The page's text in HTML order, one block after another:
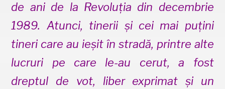
de ani de la Revoluția din decembrie
1989. Atunci, tinerii și cei mai puțini
tineri care au ieșit în stradă, printre alte
lucruri pe care le-au cerut, a fost
dreptul de vot, liber exprimat și un